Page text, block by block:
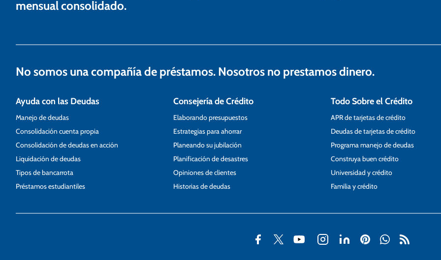
e
n
r
a
d
a
s
mensual consolidado.
No somos una compañía de préstamos. Nosotros no prestamos dinero.
Ayuda con las Deudas
Manejo de deudas
Consolidación cuenta propia
Consolidación de deudas en acción
Liquidación de deudas
Tipos de bancarrota
Préstamos estudiantiles
Consejería de Crédito
Elaborando presupuestos
Estrategias para ahorrar
Planeando su jubilación
Planificación de desastres
Opiniones de clientes
Historias de deudas
Todo Sobre el Crédito
APR de tarjetas de crédito
Deudas de tarjetas de crédito
Programa manejo de deudas
Construya buen crédito
Universidad y crédito
Familia y crédito